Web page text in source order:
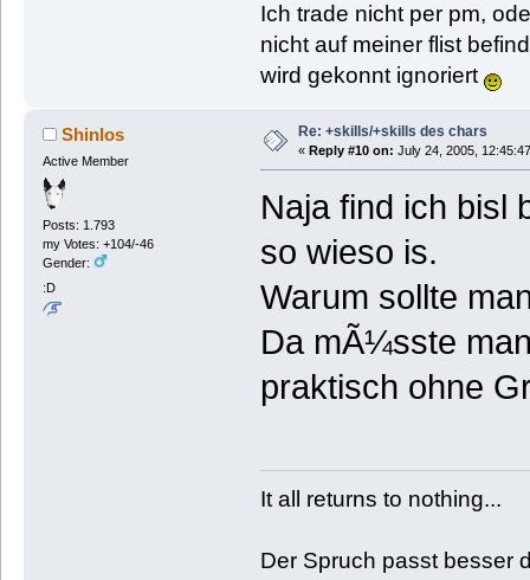
Ich trade nicht per pm,
nicht auf meiner flist
wird gekonnt ignoriert
Shinlos
Active Member
Posts: 1.793
my Votes: +104/-46
Gender:
:D
Re: +skills/+skills des chars
« Reply #10 on: July 24, 2005,
Naja find ich bisl
so wieso is.
Warum sollte
Da mÃ¼sste
praktisch ohne
It all returns to nothing...
Der Spruch passt besser